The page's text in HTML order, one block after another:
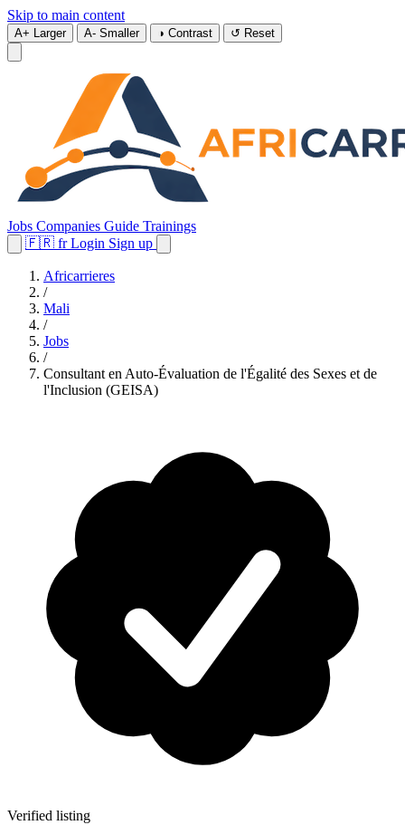
Skip to main content
A+ Larger A- Smaller ◑ Contrast ↺ Reset
Jobs Companies Guide Trainings
🇫🇷 fr Login Sign up
Africarrieres
/
Mali
/
Jobs
/
Consultant en Auto-Évaluation de l'Égalité des Sexes et de
l'Inclusion (GEISA)
Verified listing